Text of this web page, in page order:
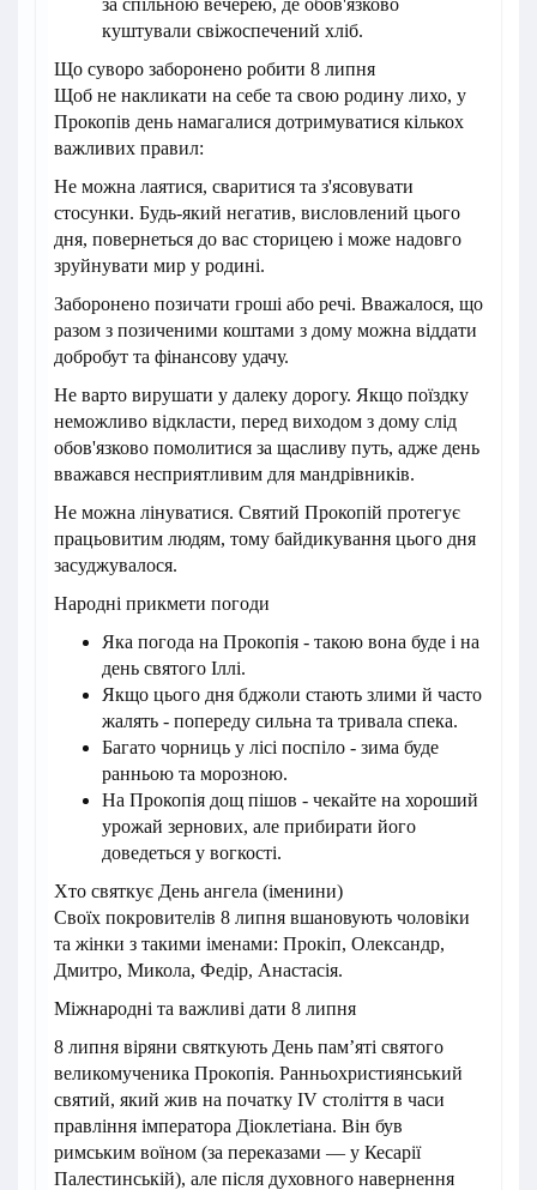
за спільною вечерею, де обов'язково
куштували свіжоспечений хліб.
Що суворо заборонено робити 8 липня
Щоб не накликати на себе та свою родину лихо, у
Прокопів день намагалися дотримуватися кількох
важливих правил:
Не можна лаятися, сваритися та з'ясовувати
стосунки. Будь-який негатив, висловлений цього
дня, повернеться до вас сторицею і може надовго
зруйнувати мир у родині.
Заборонено позичати гроші або речі. Вважалося, що
разом з позиченими коштами з дому можна віддати
добробут та фінансову удачу.
Не варто вирушати у далеку дорогу. Якщо поїздку
неможливо відкласти, перед виходом з дому слід
обов'язково помолитися за щасливу путь, адже день
вважався несприятливим для мандрівників.
Не можна лінуватися. Святий Прокопій протегує
працьовитим людям, тому байдикування цього дня
засуджувалося.
Народні прикмети погоди
Яка погода на Прокопія - такою вона буде і на
день святого Іллі.
Якщо цього дня бджоли стають злими й часто
жалять - попереду сильна та тривала спека.
Багато чорниць у лісі поспіло - зима буде
ранньою та морозною.
На Прокопія дощ пішов - чекайте на хороший
урожай зернових, але прибирати його
доведеться у вогкості.
Хто святкує День ангела (іменини)
Своїх покровителів 8 липня вшановують чоловіки
та жінки з такими іменами: Прокіп, Олександр,
Дмитро, Микола, Федір, Анастасія.
Міжнародні та важливі дати 8 липня
8 липня віряни святкують День пам’яті святого
великомученика Прокопія. Ранньохристиянський
святий, який жив на початку IV століття в часи
правління імператора Діоклетіана. Він був
римським воїном (за переказами — у Кесарії
Палестинській), але після духовного навернення